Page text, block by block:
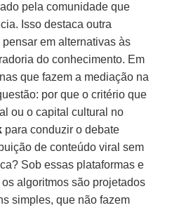
pela comunidade que
Isso destaca outra
em alternativas às
do conhecimento. Em
que fazem a mediação na
por que o critério que
ou o capital cultural no
para conduzir o debate
de conteúdo viral sem
Sob essas plataformas e
algoritmos são projetados
simples, que não fazem